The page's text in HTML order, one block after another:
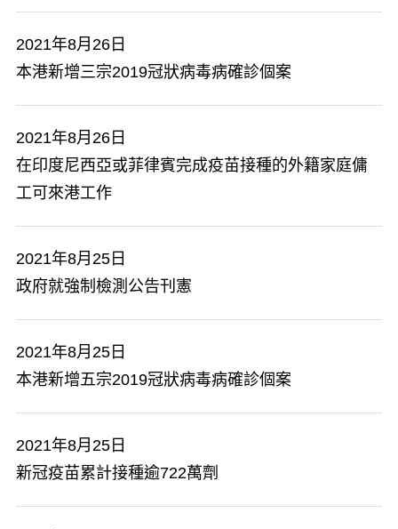
2021年8月26日
本港新增三宗2019冠狀病毒病確診個案
2021年8月26日
在印度尼西亞或菲律賓完成疫苗接種的外籍家庭傭
工可來港工作
2021年8月25日
政府就強制檢測公告刊憲
2021年8月25日
本港新增五宗2019冠狀病毒病確診個案
2021年8月25日
新冠疫苗累計接種逾722萬劑